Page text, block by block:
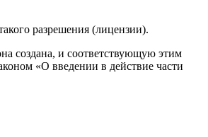
разрешения (лицензии).
создана, и соответствующую этим
«О введении в действие части